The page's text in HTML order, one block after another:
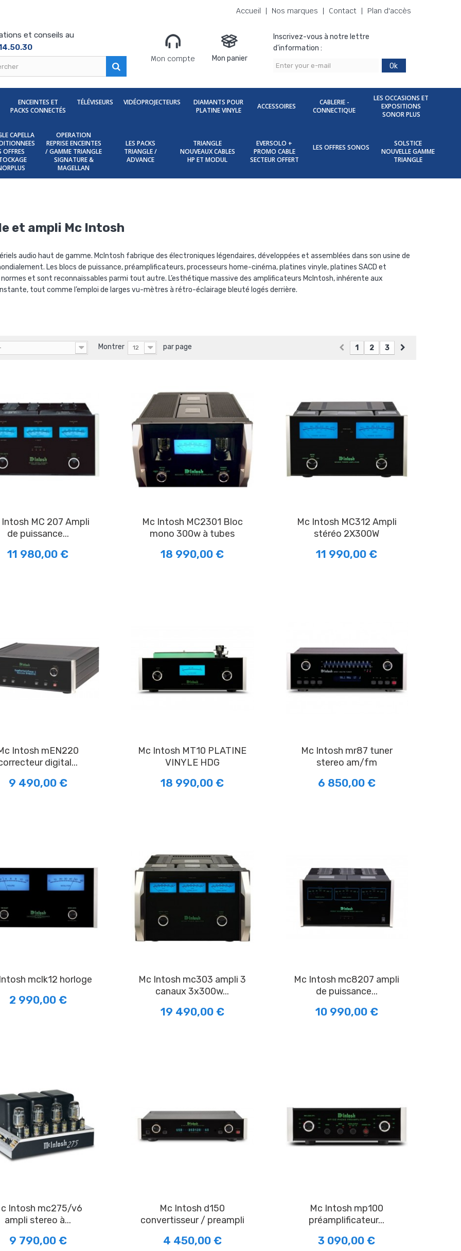
Accueil Nos marques Contact Plan d'accès
et conseils au
Mon compte
Mon panier
Inscrivez-vous à notre lettre
d'information :
Ok
ENCEINTES ET
PACKS CONNECTÉS
TÉLÉVISEURS VIDÉOPROJECTEURS
DIAMANTS POUR
PLATINE VINYLE
ACCESSOIRES
CABLERIE -
CONNECTIQUE
LES OCCASIONS ET
EXPOSITIONS
SONOR PLUS
CAPELLA
OFFRES
OPERATION
REPRISE ENCEINTES
/ GAMME TRIANGLE
SIGNATURE &
MAGELLAN
LES PACKS
TRIANGLE /
ADVANCE
TRIANGLE
NOUVEAUX CABLES
HP ET MODUL
EVERSOLO +
PROMO CABLE
SECTEUR OFFERT
LES OFFRES SONOS
SOLSTICE
NOUVELLE GAMME
TRIANGLE
et ampli Mc Intosh
audio haut de gamme. McIntosh fabrique des électroniques légendaires, développées et assemblées dans son usine de
Les blocs de puissance, préamplificateurs, processeurs home-cinéma, platines vinyle, platines SACD et
et sont reconnaissables parmi tout autre. L’esthétique massive des amplificateurs McIntosh, inhérente aux
tout comme l’emploi de larges vu-mètres à rétro-éclairage bleuté logés derrière.
Montrer 12 par page 1 2 3
de puissance...
11 980,00 €
Mc Intosh MC2301 Bloc
mono 300w à tubes
18 990,00 €
Mc Intosh MC312 Ampli
stéréo 2X300W
11 990,00 €
digital...
9 490,00 €
Mc Intosh MT10 PLATINE
VINYLE HDG
18 990,00 €
Mc Intosh mr87 tuner
stereo am/fm
6 850,00 €
Intosh mclk12 horloge
2 990,00 €
Mc Intosh mc303 ampli 3
canaux 3x300w...
19 490,00 €
Mc Intosh mc8207 ampli
de puissance...
10 990,00 €
ampli stereo à...
9 790,00 €
Mc Intosh d150
convertisseur / preampli
4 450,00 €
Mc Intosh mp100
préamplificateur...
3 090,00 €